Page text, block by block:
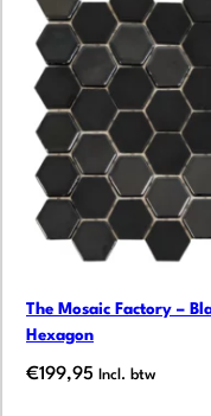
The Mosaic Factory –
Hexagon
€199,95 Incl. btw